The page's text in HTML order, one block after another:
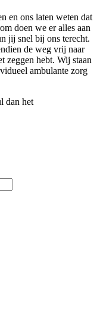
en ons laten weten dat
doen we er alles aan
jij snel bij ons terecht.
de weg vrij naar
zeggen hebt. Wij staan
ambulante zorg
dan het